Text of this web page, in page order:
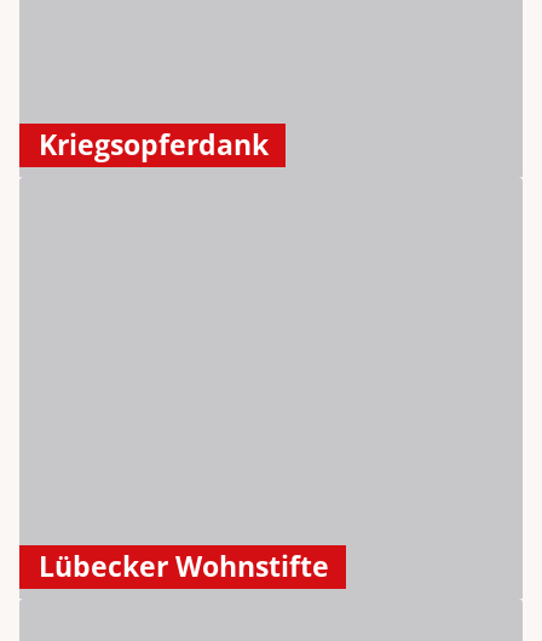
Kriegsopferdank
Lübecker Wohnstifte